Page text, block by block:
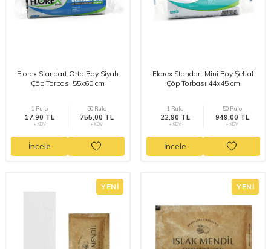
Florex Standart Orta Boy Siyah
Çöp Torbası 55x60 cm
1 Rulo
17,90 TL
+ KDV
50 Rulo
755,00 TL
+ KDV
İncele
Florex Standart Mini Boy Şeffaf
Çöp Torbası 44x45 cm
1 Rulo
22,90 TL
+ KDV
50 Rulo
949,00 TL
+ KDV
İncele
YENI YENI